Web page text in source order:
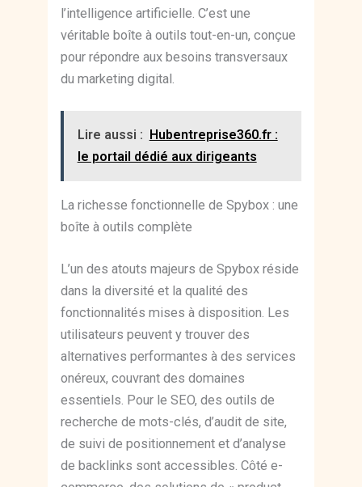
l’intelligence artificielle. C’est une
véritable boîte à outils tout-en-un, conçue
pour répondre aux besoins transversaux
du marketing digital.
Lire aussi :
Hubentreprise360.fr :
le portail dédié aux dirigeants
La richesse fonctionnelle de Spybox : une
boîte à outils complète
L’un des atouts majeurs de Spybox réside
dans la diversité et la qualité des
fonctionnalités mises à disposition. Les
utilisateurs peuvent y trouver des
alternatives performantes à des services
onéreux, couvrant des domaines
essentiels. Pour le SEO, des outils de
recherche de mots-clés, d’audit de site,
de suivi de positionnement et d’analyse
de backlinks sont accessibles. Côté e-